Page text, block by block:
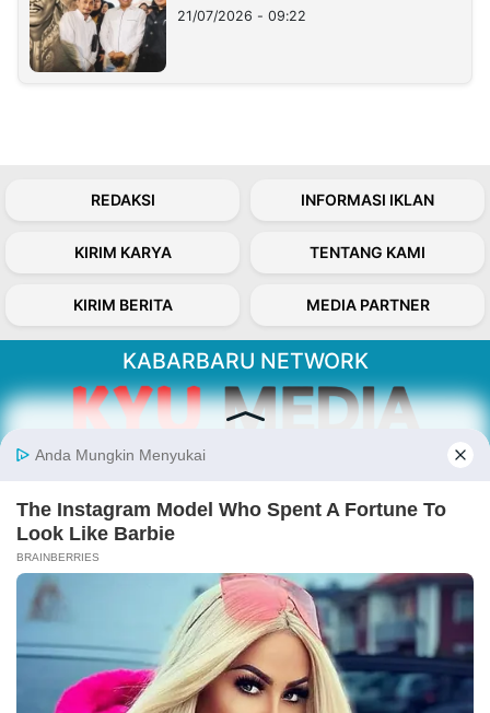
21/07/2026 - 09:22
REDAKSI INFORMASI IKLAN
KIRIM KARYA TENTANG KAMI
KIRIM BERITA MEDIA PARTNER
KABARBARU NETWORK
Kabarbaru.co menyajikan berita aktual dan
Follow Kabarbaru